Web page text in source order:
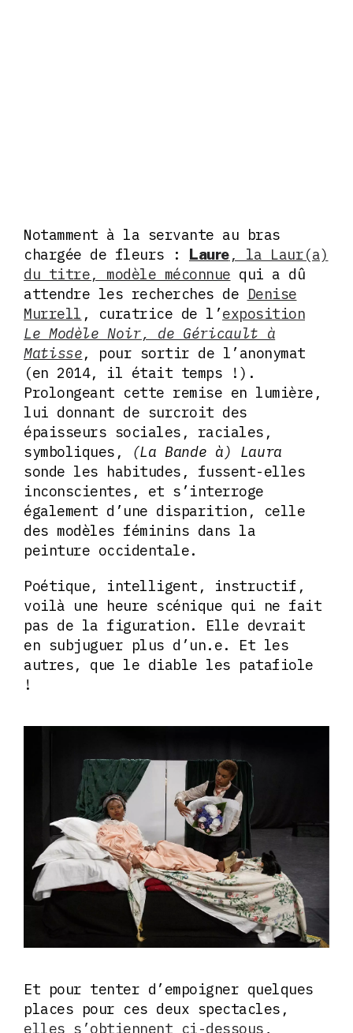
Notamment à la servante au bras
chargée de fleurs : Laure, la Laur(a)
du titre, modèle méconnue qui a dû
attendre les recherches de Denise
Murrell , curatrice de l’exposition
Le Modèle Noir, de Géricault à
Matisse, pour sortir de l’anonymat
(en 2014, il était temps !).
Prolongeant cette remise en lumière,
lui donnant de surcroit des
épaisseurs sociales, raciales,
symboliques,
(La Bande à) Laura
sonde les habitudes, fussent-elles
inconscientes, et s’interroge
également d’une disparition, celle
des modèles féminins dans la
peinture occidentale.
Poétique, intelligent, instructif,
voilà une heure scénique qui ne fait
pas de la figuration. Elle devrait
en subjuguer plus d’un.e. Et les
autres, que le diable les patafiole
!
Et pour tenter d’empoigner quelques
places pour ces deux spectacles,
elles s’obtiennent ci-dessous ,